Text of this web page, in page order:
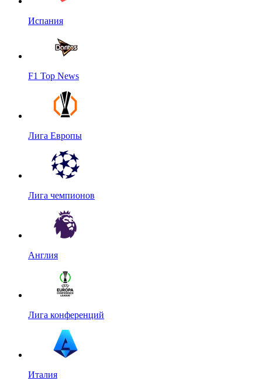
Испания
F1 Top News
Лига Европы
Лига чемпионов
Англия
Лига конференций
Италия